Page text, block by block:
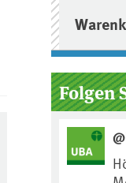
Folgen